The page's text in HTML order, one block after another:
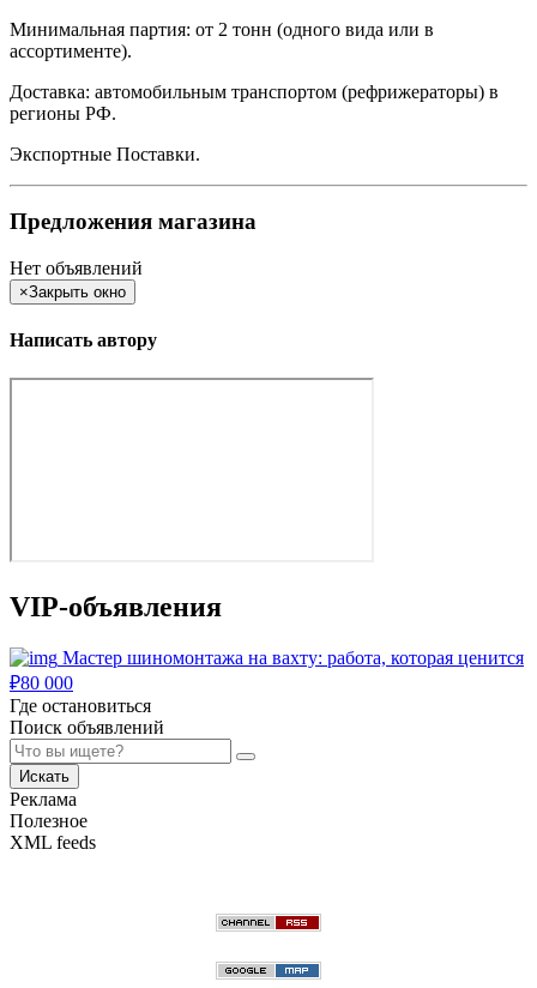
Минимальная партия: от 2 тонн (одного вида или в
ассортименте).
Доставка: автомобильным транспортом (рефрижераторы) в
регионы РФ.
Экспортные Поставки.
Предложения магазина
Нет объявлений
×Закрыть окно
Написать автору
VIP-объявления
Мастер шиномонтажа на вахту: работа, которая ценится
₽80 000
Где остановиться
Поиск объявлений
Искать
Реклама
Полезное
XML feeds